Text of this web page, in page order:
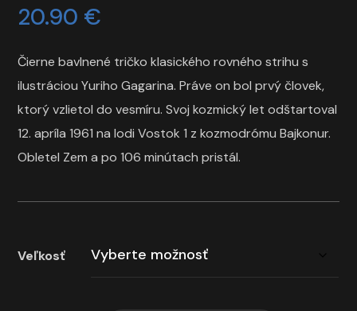
20.90 €
Čierne bavlnené tričko klasického rovného strihu s
ilustráciou Yuriho Gagarina. Práve on bol prvý človek,
ktorý vzlietol do vesmíru. Svoj kozmický let odštartoval
12. apríla 1961 na lodi Vostok 1 z kozmodrómu Bajkonur.
Obletel Zem a po 106 minútach pristál.
Veľkosť